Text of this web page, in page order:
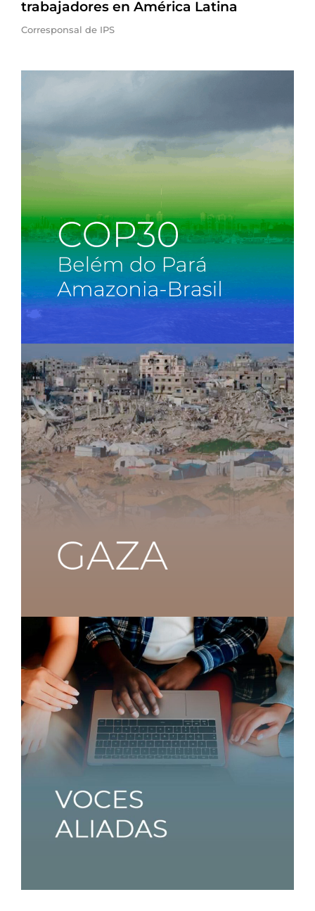
trabajadores en América Latina
Corresponsal de IPS